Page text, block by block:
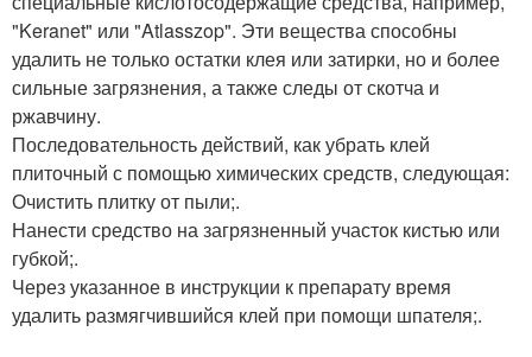
"Keranet" или "Atlasszop". Эти вещества способны
удалить не только остатки клея или затирки, но и более
сильные загрязнения, а также следы от скотча и
ржавчину.
Последовательность действий, как убрать клей
плиточный с помощью химических средств, следующая:
Очистить плитку от пыли;.
Нанести средство на загрязненный участок кистью или
губкой;.
Через указанное в инструкции к препарату время
удалить размягчившийся клей при помощи шпателя;.